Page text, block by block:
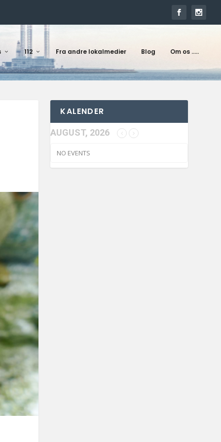
112 Fra andre lokalmedier Blog Om os …..
KALENDER
AUGUST, 2026
NO EVENTS